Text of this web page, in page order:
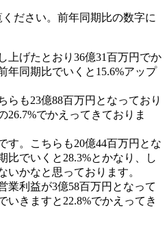
ださい。前年同期比の数字に
上げたとおり36億31百万円でか
年同期比でいくと15.6%アップ
らも23億88百万円となっており
26.7%でかえってきておりま
す。こちらも20億44百万円とな
比でいくと28.3%とかなり、し
いかなと思っております。
業利益が3億58百万円となって
いきますと22.8%でかえってき